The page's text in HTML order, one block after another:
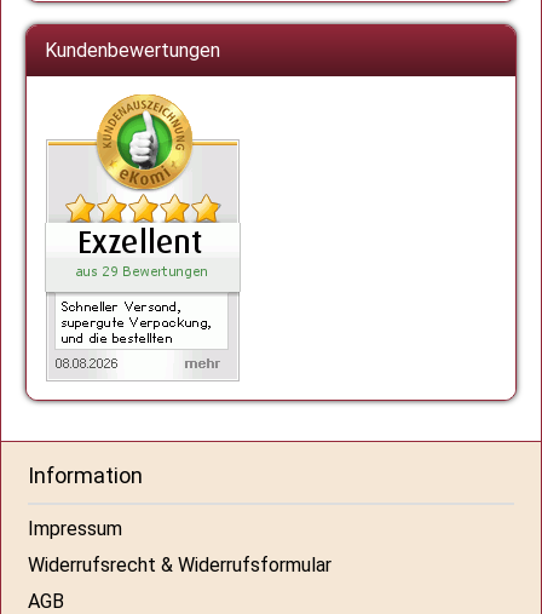
Kundenbewertungen
Information
Impressum
Widerrufsrecht & Widerrufsformular
AGB